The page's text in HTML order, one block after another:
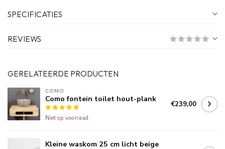
SPECIFICATIES
REVIEWS
GERELATEERDE PRODUCTEN
COMO
Como fontein toilet hout-plank
Niet op voorraad
€239,00
Kleine waskom 25 cm licht beige